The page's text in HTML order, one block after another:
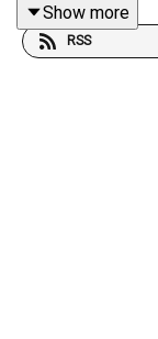
Malte
einen
Show more
RSS